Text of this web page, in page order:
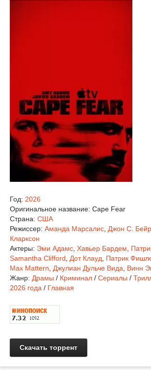
Год: 2026
Оригинальное название: Cape Fear
Страна: США
Режиссер: Аманда Марсалис Джон С.
Кларксон
Актеры: Эми Адамс Хавьер Бардем
Samantha Clifford
Дот Клауд Патрик
Max Mattern
Джулиан Дульче Вида
Винн
Жанр: Драмы / Криминал / Сериалы /
2026 года / Главная
Скачать торрент